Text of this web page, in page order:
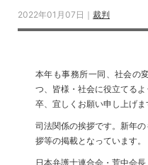
2022年01月07日｜ 裁判
本年も事務所一同、社会の
つ、皆様・社会に役立てる
卒、宜しくお願い申し上げま
司法関係の挨拶です。新年
拶等の掲載となっています。
日本弁護士連合会・荒中会長